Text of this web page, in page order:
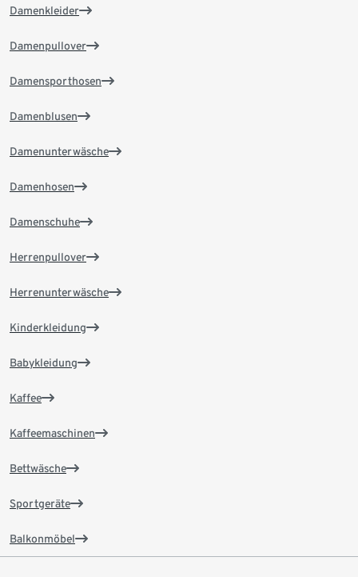
Damenkleider
Damenpullover
Damensporthosen
Damenblusen
Damenunterwäsche
Damenhosen
Damenschuhe
Herrenpullover
Herrenunterwäsche
Kinderkleidung
Babykleidung
Kaffee
Kaffeemaschinen
Bettwäsche
Sportgeräte
Balkonmöbel